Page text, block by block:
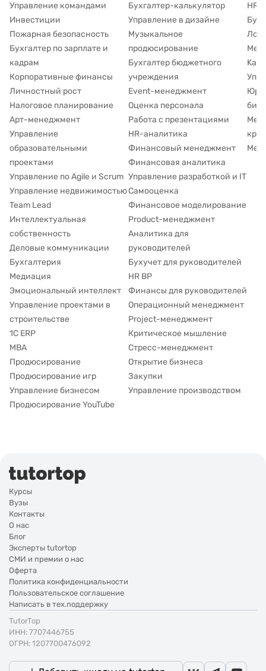
Управление командами
Инвестиции
Пожарная безопасность
Бухгалтер по зарплате и
кадрам
Корпоративные финансы
Личностный рост
Налоговое планирование
Арт-менеджмент
Управление
образовательными
проектами
Управление по Agile и Scrum
Управление недвижимостью
Team Lead
Интеллектуальная
собственность
Деловые коммуникации
Бухгалтерия
Медиация
Эмоциональный интеллект
Управление проектами в
строительстве
1С ERP
MBA
Продюсирование
Продюсирование игр
Управление бизнесом
Продюсирование YouTube
Бухгалтер-калькулятор
Управление в дизайне
Музыкальное
продюсирование
Бухгалтер бюджетного
учреждения
Event-менеджмент
Оценка персонала
Работа с презентациями
HR-аналитика
Финансовый менеджмент
Финансовая аналитика
Управление разработкой и IT
Самооценка
Финансовое моделирование
Product-менеджмент
Аналитика для
руководителей
Бухучет для руководителей
HR BP
Финансы для руководителей
Операционный менеджмент
Project-менеджмент
Критическое мышление
Стресс-менеджмент
Открытие бизнеса
Закупки
Управление производством
HR
Курсы
Вузы
Контакты
О нас
Блог
Эксперты tutortop
СМИ и премии о нас
Оферта
Политика конфиденциальности
Пользовательское соглашение
Написать в тех.поддержку
TutorTop
ИНН: 7707446755
ОГРН: 1207700476092